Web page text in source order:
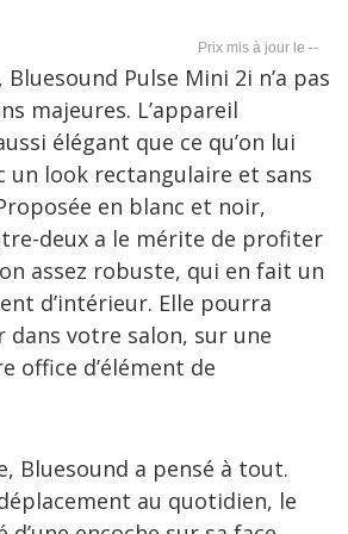
--
Pulse Mini 2i n’a pas
majeures. L’appareil
élégant que ce qu’on lui
un look rectangulaire et sans
en blanc et noir,
deux a le mérite de profiter
assez robuste, qui en fait un
d’intérieur. Elle pourra
votre salon, sur une
office d’élément de
Bluesound a pensé à tout.
au quotidien, le